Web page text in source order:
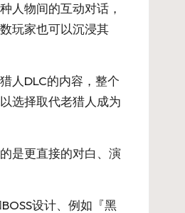
人物间的互动对话，
玩家也可以沉浸其
人DLC的内容，整个
选择取代老猎人成为
是更直接的对白、演
设计、例如『黑